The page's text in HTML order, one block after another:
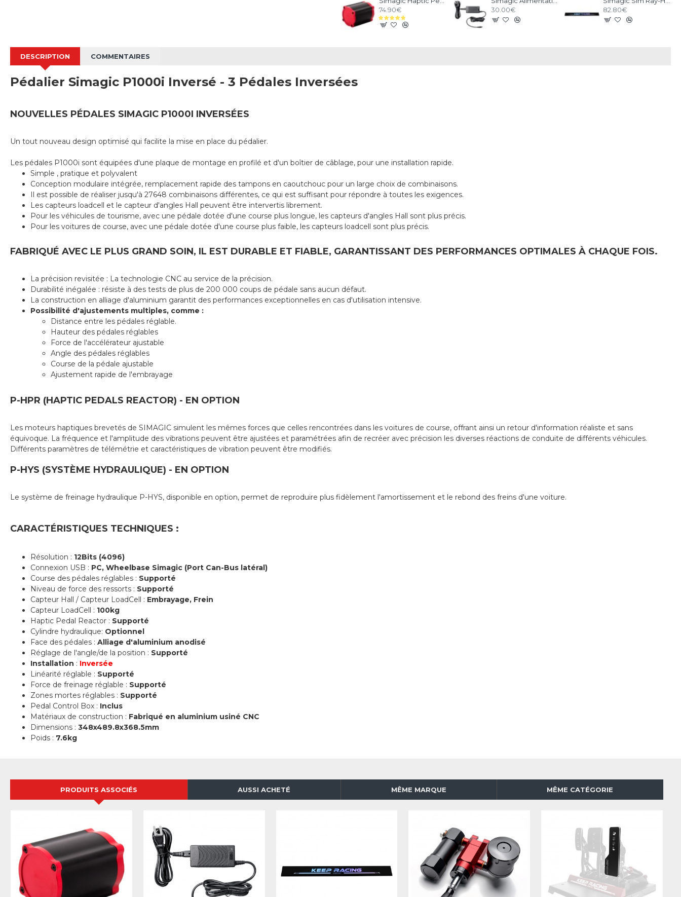
74.90€
30.00€
82.80€
DESCRIPTION COMMENTAIRES
Pédalier Simagic P1000i Inversé - 3 Pédales Inversées
NOUVELLES PÉDALES SIMAGIC P1000I INVERSÉES
Un tout nouveau design optimisé qui facilite la mise en place du pédalier.
Les pédales P1000i sont équipées d'une plaque de montage en profilé et d'un boîtier de câblage, pour une installation rapide.
Simple , pratique et polyvalent
Conception modulaire intégrée, remplacement rapide des tampons en caoutchouc pour un large choix de combinaisons.
Il est possible de réaliser jusqu'à 27648 combinaisons différentes, ce qui est suffisant pour répondre à toutes les exigences.
Les capteurs loadcell et le capteur d'angles Hall peuvent être intervertis librement.
Pour les véhicules de tourisme, avec une pédale dotée d'une course plus longue, les capteurs d'angles Hall sont plus précis.
Pour les voitures de course, avec une pédale dotée d'une course plus faible, les capteurs loadcell sont plus précis.
FABRIQUÉ AVEC LE PLUS GRAND SOIN, IL EST DURABLE ET FIABLE, GARANTISSANT DES PERFORMANCES OPTIMALES À CHAQUE FOIS.
La précision revisitée : La technologie CNC au service de la précision.
Durabilité inégalée : résiste à des tests de plus de 200 000 coups de pédale sans aucun défaut.
La construction en alliage d'aluminium garantit des performances exceptionnelles en cas d'utilisation intensive.
Possibilité d'ajustements multiples, comme :
Distance entre les pédales réglable.
Hauteur des pédales réglables
Force de l'accélérateur ajustable
Angle des pédales réglables
Course de la pédale ajustable
Ajustement rapide de l'embrayage
P-HPR (HAPTIC PEDALS REACTOR) - EN OPTION
Les moteurs haptiques brevetés de SIMAGIC simulent les mêmes forces que celles rencontrées dans les voitures de course, offrant ainsi un retour d'information réaliste et sans
équivoque. La fréquence et l'amplitude des vibrations peuvent être ajustées et paramétrées afin de recréer avec précision les diverses réactions de conduite de différents véhicules.
Différents paramètres de télémétrie et caractéristiques de vibration peuvent être modifiés.
P-HYS (SYSTÈME HYDRAULIQUE) - EN OPTION
Le système de freinage hydraulique P-HYS, disponible en option, permet de reproduire plus fidèlement l'amortissement et le rebond des freins d'une voiture.
CARACTÉRISTIQUES TECHNIQUES :
Résolution : 12Bits (4096)
Connexion USB : PC, Wheelbase Simagic (Port Can-Bus latéral)
Course des pédales réglables : Supporté
Niveau de force des ressorts : Supporté
Capteur Hall / Capteur LoadCell : Embrayage, Frein
Capteur LoadCell : 100kg
Haptic Pedal Reactor : Supporté
Cylindre hydraulique: Optionnel
Face des pédales : Alliage d'aluminium anodisé
Réglage de l'angle/de la position : Supporté
Installation : Inversée
Linéarité réglable : Supporté
Force de freinage réglable : Supporté
Zones mortes réglables : Supporté
Pedal Control Box : Inclus
Matériaux de construction : Fabriqué en aluminium usiné CNC
Dimensions : 348x489.8x368.5mm
Poids : 7.6kg
PRODUITS ASSOCIÉS AUSSI ACHETÉ MÊME MARQUE MÊME CATÉGORIE